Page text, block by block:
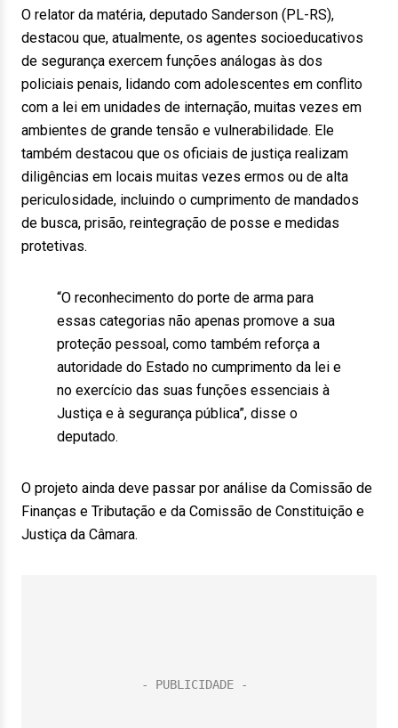
O relator da matéria, deputado Sanderson (PL-RS),
destacou que, atualmente, os agentes socioeducativos
de segurança exercem funções análogas às dos
policiais penais, lidando com adolescentes em conflito
com a lei em unidades de internação, muitas vezes em
ambientes de grande tensão e vulnerabilidade. Ele
também destacou que os oficiais de justiça realizam
diligências em locais muitas vezes ermos ou de alta
periculosidade, incluindo o cumprimento de mandados
de busca, prisão, reintegração de posse e medidas
protetivas.
“O reconhecimento do porte de arma para
essas categorias não apenas promove a sua
proteção pessoal, como também reforça a
autoridade do Estado no cumprimento da lei e
no exercício das suas funções essenciais à
Justiça e à segurança pública”, disse o
deputado.
O projeto ainda deve passar por análise da Comissão de
Finanças e Tributação e da Comissão de Constituição e
Justiça da Câmara.